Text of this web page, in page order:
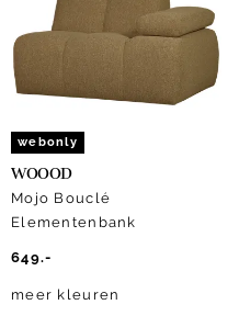
webonly
WOOOD
Mojo Bouclé
Elementenbank
649.-
meer kleuren